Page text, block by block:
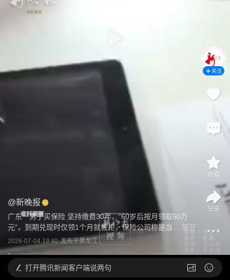
@新晚报
广东一男子买保险 坚持缴费30年，“60岁后按月领取50万
元”，到期兑现时仅领1个月就被拒，保险公司称是当...
展开
2026-07-04 19:40 发布于黑龙江
关注
2
1
收藏
分享
打开腾讯新闻客户端说两句